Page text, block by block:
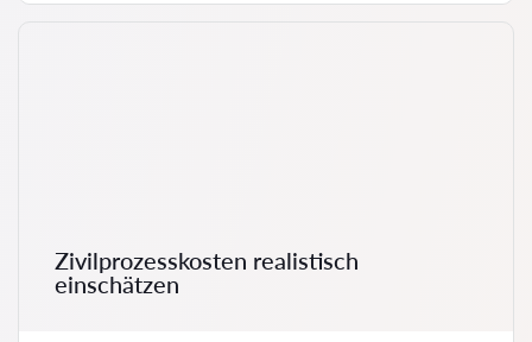
Zivilprozesskosten realistisch
einschätzen